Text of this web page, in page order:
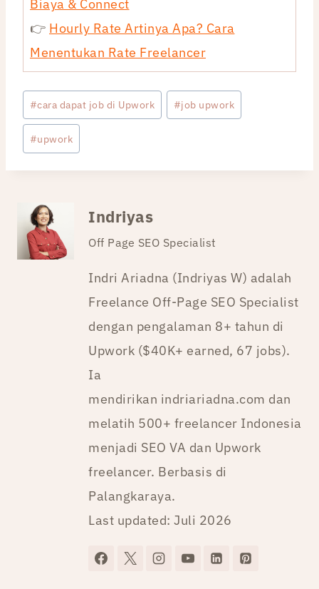
Biaya & Connect
👉 Hourly Rate Artinya Apa? Cara
Menentukan Rate Freelancer
Post
Tags:
#cara dapat job di Upwork #job upwork
#upwork
Indriyas
Off Page SEO Specialist
Indri Ariadna (Indriyas W) adalah
Freelance Off-Page SEO Specialist
dengan pengalaman 8+ tahun di
Upwork ($40K+ earned, 67 jobs).
Ia
mendirikan indriariadna.com dan
melatih 500+ freelancer Indonesia
menjadi SEO VA dan Upwork
freelancer. Berbasis di
Palangkaraya.
Last updated: Juli 2026